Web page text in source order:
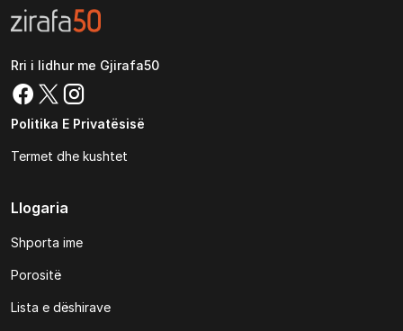
Rri i lidhur me Gjirafa50
Politika E Privatësisë
Termet dhe kushtet
Llogaria
Shporta ime
Porositë
Lista e dëshirave